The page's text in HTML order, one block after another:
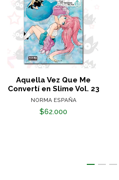
Aquella Vez Que Me
Convertí en Slime Vol. 23
NORMA ESPAÑA
$62.000